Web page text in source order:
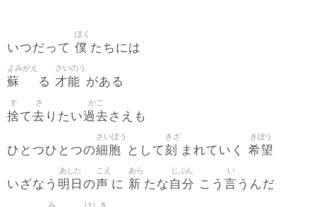
いつだって 僕
ぼく
たちには
蘇
よみがえ
る 才能
さいのう
がある
捨
す
て去
さ
りたい過去
かこ
さえも
ひとつひとつの細胞
さいぼう
として刻
きざ
まれていく 希望
きぼう
いざなう 明日
あした
の声
こえ
に 新
あら
たな 自分
じぶん
こう 言
い
うんだ
み けしき